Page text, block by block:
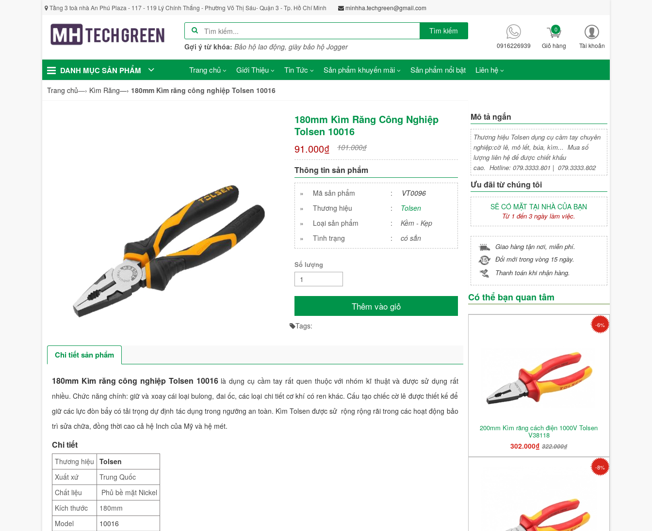
Tầng 3 toà nhà An Phú Plaza - 117 - 119 Lý Chính Thắng - Phường Võ Thị Sáu- Quận 3 - Tp. Hồ Chí Minh minhha.techgreen@gmail.com
Tìm kiếm
Gợi ý từ khóa: Bảo hộ lao động, giày bảo hộ Jogger 0916226939 Giỏ hàng
0
Tài khoản
DANH MỤC SẢN PHẨM Trang chủ Giới Thiệu Tin Tức Sản phẩm khuyến mãi Sản phẩm nổi bật Liên hệ
Trang chủ—› Kìm Răng—› 180mm Kìm răng công nghiệp Tolsen 10016
180mm Kìm Răng Công Nghiệp
Tolsen 10016
91.000₫
101.000₫
Thông tin sản phẩm
» Mã sản phẩm :
VT0096
»
Thương hiệu :
Tolsen
»
Loại sản phẩm :
Kềm - Kẹp
»
Tình trạng : có sẳn
Số lượng
Thêm vào giỏ
Tags:
Chi tiết sản phẩm
180mm Kìm răng công nghiệp Tolsen 10016là dụng cụ cầm tay rất quen thuộc với nhóm kĩ thuật và được sử dụng rất
nhiều. Chức năng chính: giữ và xoay cái loại bulong, đai ốc, các loại chi tiết cơ khí có ren khác. Cấu tạo chiếc cờ lê được thiết kế để
giữ các lực đòn bẩy có tải trọng dự định tác dụng trong ngưỡng an toàn. Kìm Tolsen được sử rộng rộng rãi trong các hoạt động bảo
trì sửa chữa, đồng thời cao cả hệ Inch của Mỹ và hệ mét.
Chi tiết
Thương hiệu Tolsen
Xuất xứ
Trung Quốc
Chất liệu
Phủ bề mặt Nickel
Kích thước
180mm
Model
10016
Mô tả ngắn
Thương hiệu Tolsen dụng cụ cầm tay chuyên
nghiệp:cờ lê, mỏ lết, búa, kìm... Mua số
lượng liên hệ để được chiết khấu
cao. Hotline: 079.3333.801 | 079.3333.802
Ưu đãi từ chúng tôi
SẼ CÓ MẶT TẠI NHÀ CỦA BẠN
Từ 1 đến 3 ngày làm việc.
Giao hàng tận nơi, miễn phí.
Đổi mới trong vòng 15 ngày.
Thanh toán khi nhận hàng.
Có thể bạn quan tâm
-6%
200mm Kìm răng cách điện 1000V Tolsen
V38118
302.000₫322.000₫
-8%